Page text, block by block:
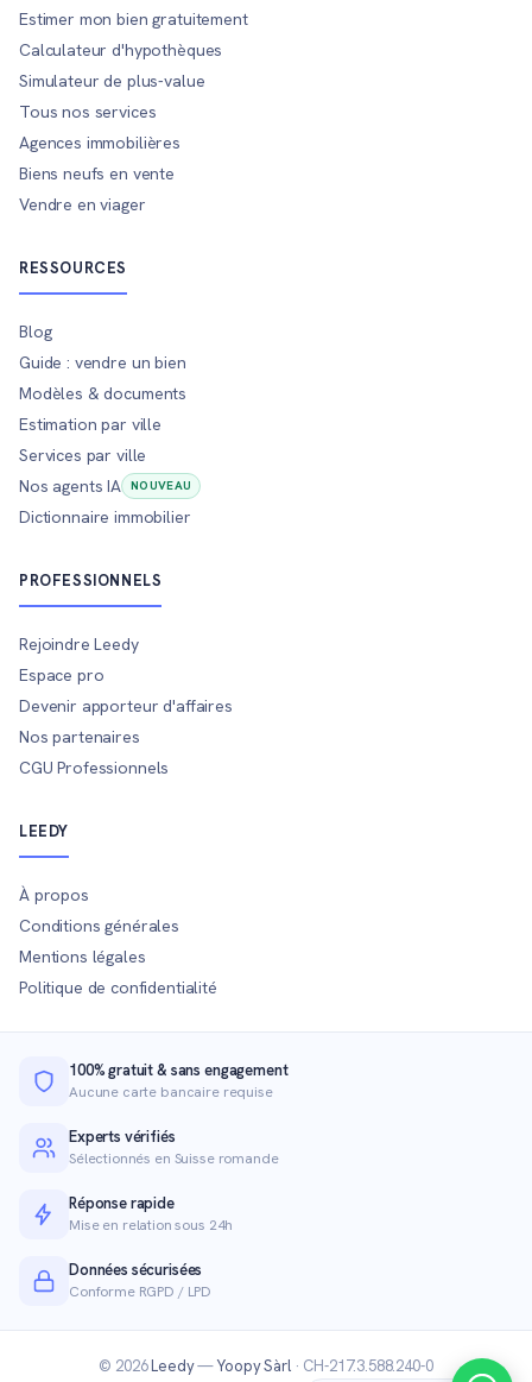
Estimer mon bien gratuitement
Calculateur d'hypothèques
Simulateur de plus-value
Tous nos services
Agences immobilières
Biens neufs en vente
Vendre en viager
RESSOURCES
Blog
Guide : vendre un bien
Modèles & documents
Estimation par ville
Services par ville
Nos agents IA
NOUVEAU
Dictionnaire immobilier
PROFESSIONNELS
Rejoindre Leedy
Espace pro
Devenir apporteur d'affaires
Nos partenaires
CGU Professionnels
LEEDY
À propos
Conditions générales
Mentions légales
Politique de confidentialité
100% gratuit & sans engagement
Aucune carte bancaire requise
Experts vérifiés
Sélectionnés en Suisse romande
Réponse rapide
Mise en relation sous 24h
Données sécurisées
Conforme RGPD / LPD
© 2026Leedy—Yoopy Sàrl· CH-217.3.588.240-0